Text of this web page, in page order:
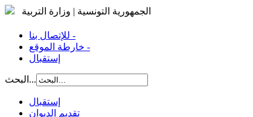
الجمهورية التونسية | وزارة التربية
للإتصال بنا -
خارطة الموقع -
إستقبال
البحث...
إستقبال
تقديم الديوان